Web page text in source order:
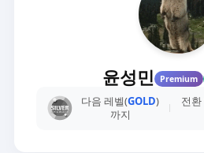
윤성민 Premium
다음 레벨(GOLD)
까지
전환